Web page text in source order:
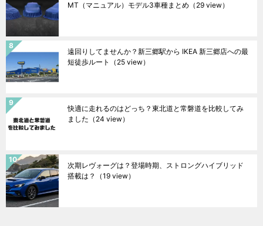
MT（マニュアル）モデル3車種まとめ （29 view）
遠回りしてませんか？新三郷駅から IKEA 新三郷店への最
短徒歩ルート
（25 view）
快適に走れるのはどっち？東北道と常磐道を比較してみ
ました （24 view）
次期レヴォーグは？登場時期、ストロングハイブリッド
搭載は？
（19 view）